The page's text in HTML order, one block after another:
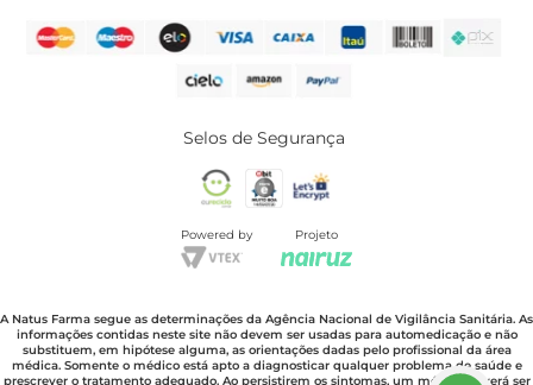
Selos de Segurança
Powered by Projeto
A Natus Farma segue as determinações da Agência Nacional de Vigilância Sanitária. As
informações contidas neste site não devem ser usadas para automedicação e não
substituem, em hipótese alguma, as orientações dadas pelo profissional da área
médica. Somente o médico está apto a diagnosticar qualquer problema de saúde e
prescrever o tratamento adequado. Ao persistirem os sintomas, um médico deverá ser